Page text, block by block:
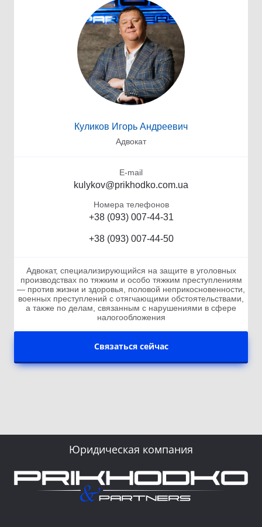
Куликов Игорь Андреевич
Адвокат
E-mail
kulykov@prikhodko.com.ua
Номера телефонов
+38 (093) 007-44-31
+38 (093) 007-44-50
Адвокат, специализирующийся на защите в уголовных
производствах по тяжким и особо тяжким преступлениям
— против жизни и здоровья, половой неприкосновенности,
военных преступлений с отягчающими обстоятельствами,
а также по делам, связанным с нарушениями в сфере
налогообложения
Связаться сейчас
Юридическая компания